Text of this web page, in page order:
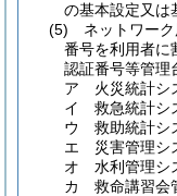
の基本設定又は
(5)
ネットワー
番号を利用者に
認証番号等管理
ア
火災統計シ
イ
救急統計シ
ウ
救助統計シ
エ
災害管理シ
オ
水利管理シ
カ
救命講習会